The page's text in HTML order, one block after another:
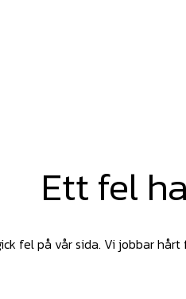
Ett fel
fel på vår sida. Vi jobbar